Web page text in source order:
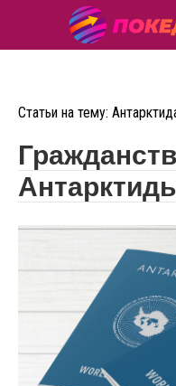
Статьи на тему: